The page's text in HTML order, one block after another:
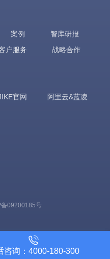
案例
智库研报
户服务 战略合作
官网 阿里云&蓝凌
09200185号
咨询：4000-180-300